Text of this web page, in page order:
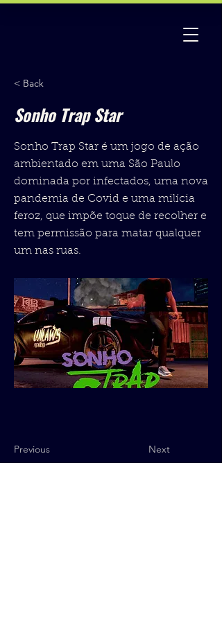
< Back
Sonho Trap Star
Sonho Trap Star é um jogo de ação
ambientado em uma São Paulo
dominada por infectados, uma nova
pandemia de Covid e uma milícia
feroz, que impõe toque de recolher e
tem permissão para matar qualquer
um nas ruas.
Previous Next